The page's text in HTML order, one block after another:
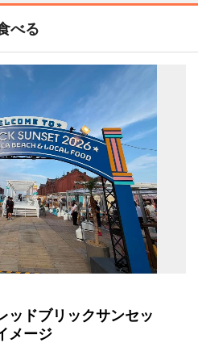
べる
ッドブリックサンセッ
メージ